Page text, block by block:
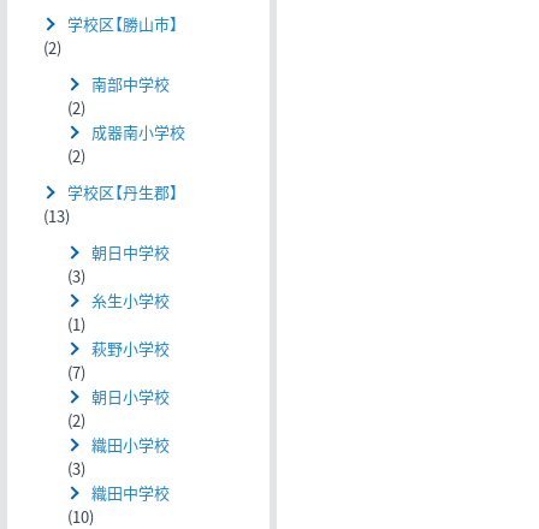
学校区【勝山市】
(2)
南部中学校
(2)
成器南小学校
(2)
学校区【丹生郡】
(13)
朝日中学校
(3)
糸生小学校
(1)
萩野小学校
(7)
朝日小学校
(2)
織田小学校
(3)
織田中学校
(10)